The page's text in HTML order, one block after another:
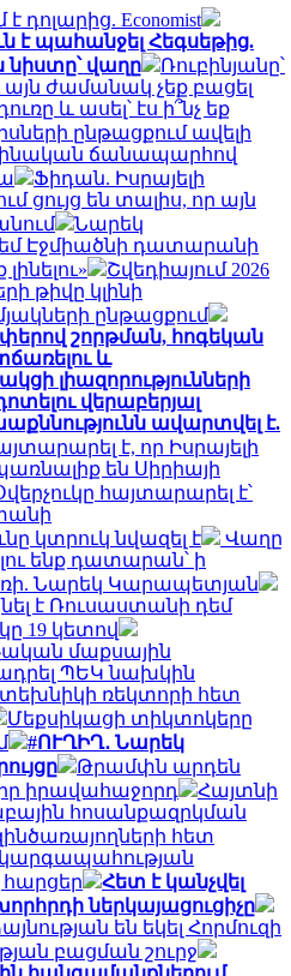
Economist
է պահանջել Հեգսեթից.
վաղը
Ռուբինյանը՝
այն ժամանակ չեք բացել
և ասել՝ էս ի՞նչ եք
ընթացքում ավելի
ճանապարհով
Ֆիդան. Իսրայելի
ցույց են տալիս, որ այն
Նարեկ
Էջմիածնի դատարանի
Շվեդիայում 2026
թիվը կլինի
ընթացքում
շորթման, հոգեկան
և
լիազորությունների
վերաբերյալ
ավարտվել է.
է, որ Իսրայելի
են Սիրիայի
հայտարարել է՝
կտրուկ նվազել է
Վաղը
ենք դատարան՝ ի
Նարեկ Կարապետյան
է Ռուսաստանի դեմ
19 կետով
մաքսային
ՊԵԿ նախկին
ռեկտորի հետ
Մեքսիկացի տիկտոկերը
#ՈՒՂԻՂ․ Նարեկ
Թրամփն արդեն
իր իրավահաջորդ
Հայտնի
հոսանքազրկման
հետ
կարգապահության
Հետ է կանչվել
ներկայացուցիչը
են եկել Հորմուզի
բացման շուրջ